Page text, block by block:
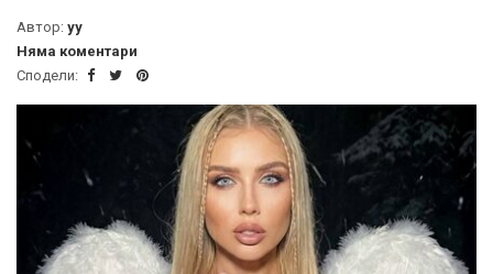
Автор: yy
Няма коментари
Сподели: